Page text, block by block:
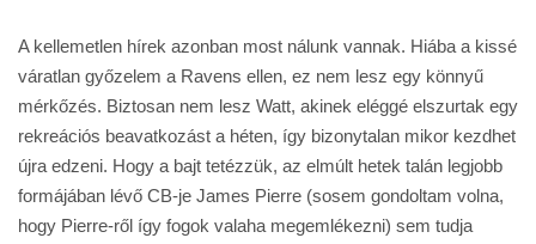
A kellemetlen hírek azonban most nálunk vannak. Hiába a kissé
váratlan győzelem a Ravens ellen, ez nem lesz egy könnyű
mérkőzés. Biztosan nem lesz Watt, akinek eléggé elszurtak egy
rekreációs beavatkozást a héten, így bizonytalan mikor kezdhet
újra edzeni. Hogy a bajt tetézzük, az elmúlt hetek talán legjobb
formájában lévő CB-je James Pierre (sosem gondoltam volna,
hogy Pierre-ről így fogok valaha megemlékezni) sem tudja